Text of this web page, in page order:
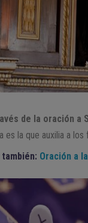
de la oración a
es la que auxilia a
también: Oración a